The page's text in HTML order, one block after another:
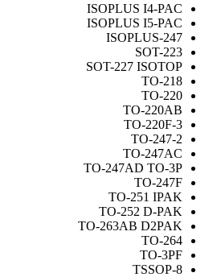
ISOPLUS I4-PAC
ISOPLUS I5-PAC
ISOPLUS-247
SOT-223
SOT-227 ISOTOP
TO-218
TO-220
TO-220AB
TO-220F-3
TO-247-2
TO-247AC
TO-247AD TO-3P
TO-247F
TO-251 IPAK
TO-252 D-PAK
TO-263AB D2PAK
TO-264
TO-3PF
TSSOP-8